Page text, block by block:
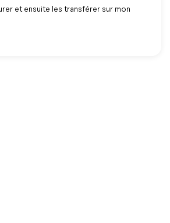
et ensuite les transférer sur mon